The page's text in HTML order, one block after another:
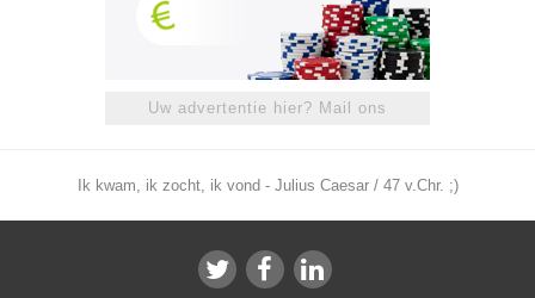
Uw advertentie hier? Mail ons
Ik kwam, ik zocht, ik vond - Julius Caesar / 47 v.Chr. ;)